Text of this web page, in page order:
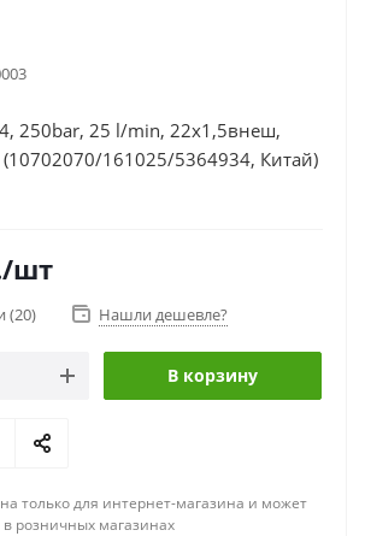
250bar, 25 l/min, 22х1,5внеш,
161025/5364934, Китай)
/шт
(20) Нашли дешевле?
В корзину
только для интернет-магазина и может
розничных магазинах